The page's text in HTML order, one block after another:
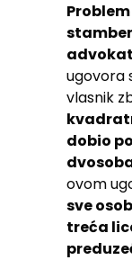
ugovora
vlasnik
dobio
ovom
sve
treća